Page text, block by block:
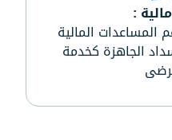
:
المساعدات المالية
الجاهزة كخدمة